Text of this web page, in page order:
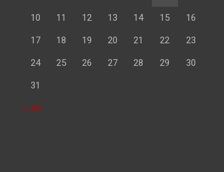
10 11 12 13 14 15 16
17 18 19 20 21 22 23
24 25 26 27 28 29 30
31
« Jul